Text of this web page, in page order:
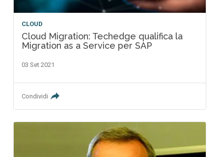
CLOUD
Cloud Migration: Techedge qualifica la
Migration as a Service per SAP
03 Set 2021
Condividi